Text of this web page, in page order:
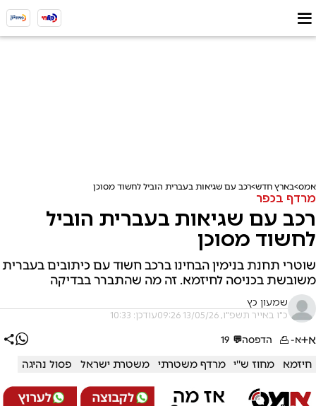
אמס בארץ חדש רכב עם שגיאות בעברית הוביל לחשוד מסוכן
מרדף בכפר
רכב עם שגיאות בעברית הוביל
לחשוד מסוכן
שוטרי תחנת בנימין הבחינו ברכב חשוד עם כיתובים בעברית
משובשת בכניסה לחיזמא. זה מה שהתברר בבדיקה
שמעון כץ
כ"ו באייר תשפ"ו, 13/05/26 09:26 עודכן: 10:33
א+א- הדפסה💬
19
חיזמא מחוז ש''י מרדף משטרתי משטרת ישראל פסול נהיגה